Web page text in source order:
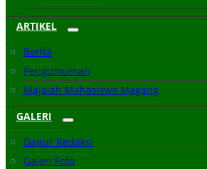
ARTIKEL
Berita
Pengumuman
Majalah Mahasiswa Magang
GALERI
Dapur Redaksi
Galeri Foto